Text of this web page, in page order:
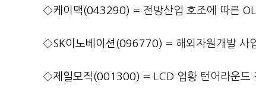
◇케이맥(043290) = 전방산업 호조에 따른
◇SK이노베이션(096770) = 해외자원개발 사
◇제일모직(001300) = LCD 업황 턴어라운드